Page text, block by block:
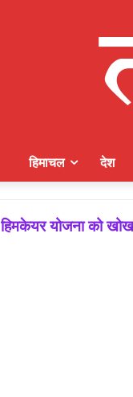
हिमाचल देश
हिमकेयर योजना को